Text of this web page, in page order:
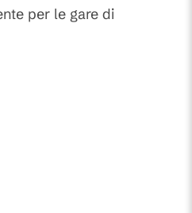
per le gare di